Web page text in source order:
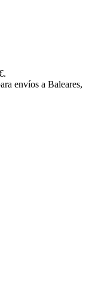
envíos a Baleares,